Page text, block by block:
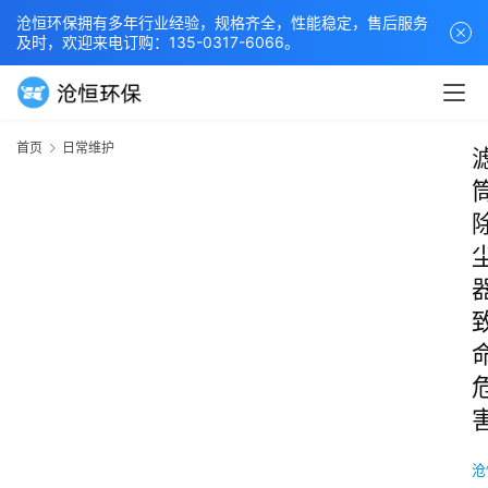
沧恒环保拥有多年行业经验，规格齐全，性能稳定，售后服务
及时，欢迎来电订购：135-0317-6066。
首页 日常维护